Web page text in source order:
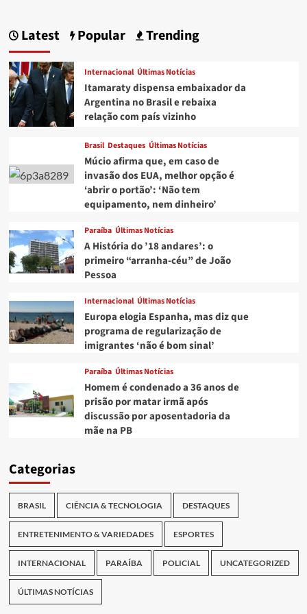
Latest Popular Trending
Internacional Últimas Notícias
Itamaraty dispensa embaixador da
Argentina no Brasil e rebaixa
relação com país vizinho
Brasil Destaques Últimas Notícias
Múcio afirma que, em caso de
invasão dos EUA, melhor opção é
‘abrir o portão’: ‘Não tem
equipamento, nem dinheiro’
Paraíba Últimas Notícias
A História do ’18 andares’: o
primeiro “arranha-céu” de João
Pessoa
Internacional Últimas Notícias
Europa elogia Espanha, mas diz que
programa de regularização de
imigrantes ‘não é bom sinal’
Paraíba Últimas Notícias
Homem é condenado a 36 anos de
prisão por matar irmã após
discussão por aposentadoria da
mãe na PB
Categorias
BRASIL CIÊNCIA & TECNOLOGIA DESTAQUES
ENTRETENIMENTO & VARIEDADES ESPORTES
INTERNACIONAL PARAÍBA POLICIAL UNCATEGORIZED
ÚLTIMAS NOTÍCIAS